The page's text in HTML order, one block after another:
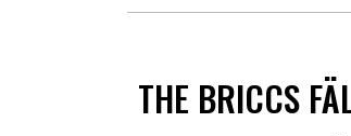
THE BRICCS